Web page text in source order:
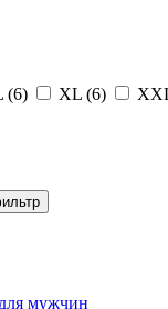
(6) XL (6)
мужчин